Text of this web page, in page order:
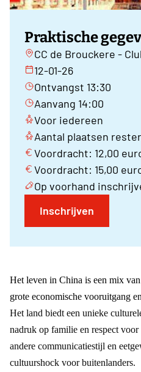
Praktische
CC de Brouckere -
12-01-26
Ontvangst 13:30
Aanvang 14:00
Voor iedereen
Aantal plaatsen
Voordracht: 12,00
Voordracht: 15,00
Op voorhand
Inschrijven
Het leven in China is een mix
grote economische vooruitgang
Het land biedt een unieke
nadruk op familie en respect voor
andere communicatiestijl en
cultuurshock voor buitenlanders.